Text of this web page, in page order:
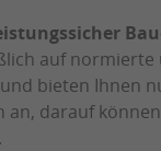
auf normierte
bieten Ihnen
an, darauf